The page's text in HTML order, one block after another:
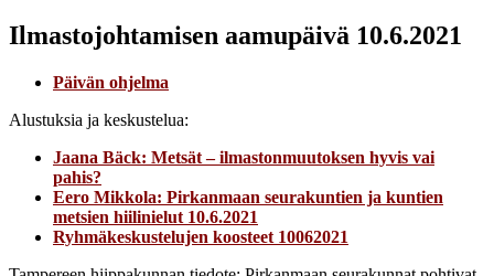
Ilmastojohtamisen aamupäivä 10.6.2021
Päivän ohjelma
Alustuksia ja keskustelua:
Jaana Bäck: Metsät – ilmastonmuutoksen hyvis vai
pahis?
Eero Mikkola: Pirkanmaan seurakuntien ja kuntien
metsien hiilinielut 10.6.2021
Ryhmäkeskustelujen koosteet 10062021